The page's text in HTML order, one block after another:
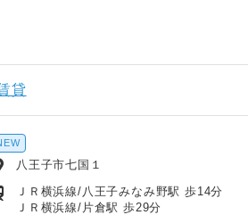
貸
八王子市七国１
ＪＲ横浜線/八王子みなみ野駅 歩14分
ＪＲ横浜線/片倉駅 歩29分